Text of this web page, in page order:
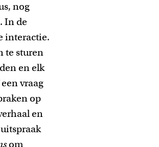
nog
In de
interactie.
te sturen
en elk
vraag
op
en
om